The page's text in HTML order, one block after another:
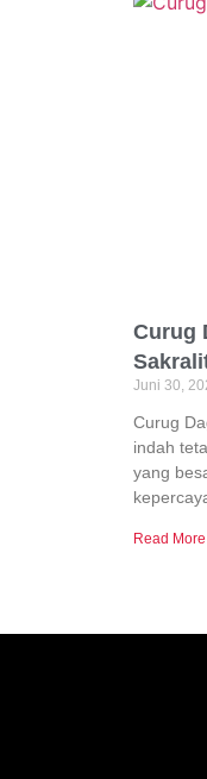
Curug
Juni 30,
Curug
indah
yang
Read